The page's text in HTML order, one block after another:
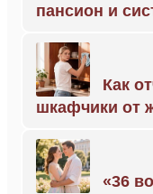
пансион и
Как
шкафчики от
«36